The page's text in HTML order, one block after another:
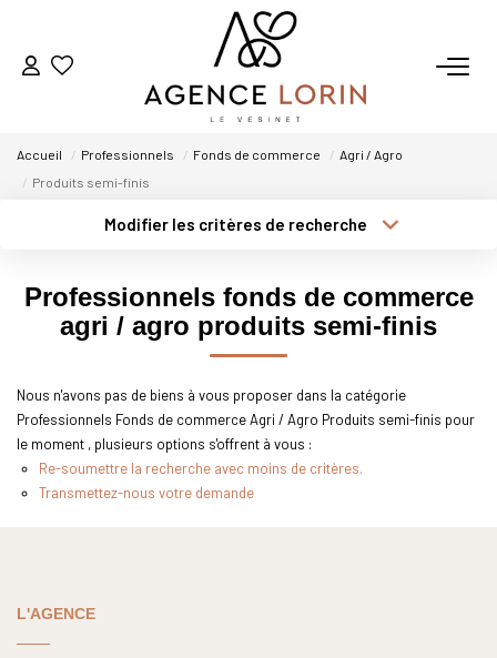
ACHETER
GESTION
Qui Sommes-Nous
Notre Équipe
Nous Rejoindre
Accueil Professionnels Fonds de commerce
Agri / Agro
Produits semi-finis
Modifier les critères de recherche
Sélectionnez...
Type de bien
Surface min
Créer une alerte
Professionnels fonds de commerce
agri / agro produits semi-finis
Nous n'avons pas de biens à vous proposer dans la catégorie
Professionnels Fonds de commerce Agri / Agro Produits semi-finis pour
le moment , plusieurs options s'offrent à vous :
Re-soumettre la recherche avec moins de critères.
Transmettez-nous votre demande
L'AGENCE